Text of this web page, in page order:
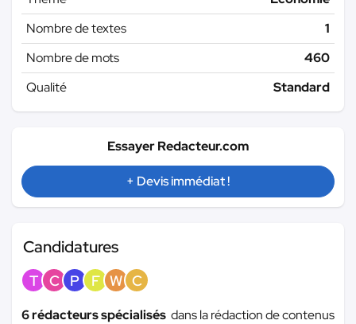
Nombre de textes
1
Nombre de mots
460
Qualité
Standard
Essayer Redacteur.com
+ Devis immédiat !
Candidatures
T C P F W C
6 rédacteurs spécialisés dans la rédaction de contenus